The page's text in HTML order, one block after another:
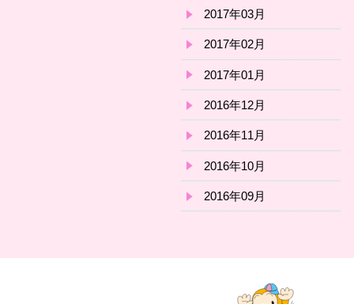
2017年03月
2017年02月
2017年01月
2016年12月
2016年11月
2016年10月
2016年09月